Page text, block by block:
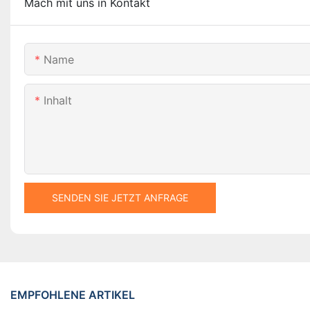
Mach mit uns in Kontakt
Name
Inhalt
SENDEN SIE JETZT ANFRAGE
EMPFOHLENE ARTIKEL